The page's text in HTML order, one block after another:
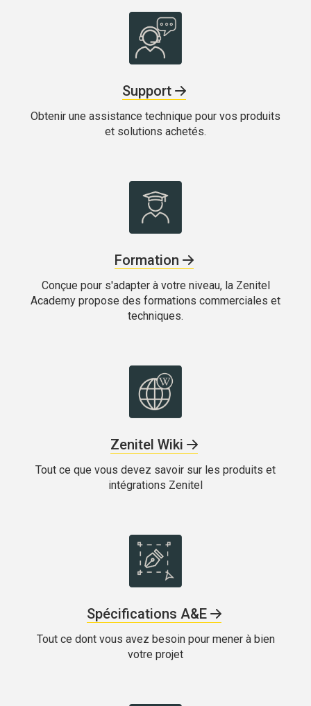
Support
Obtenir une assistance technique pour vos produits
et solutions achetés.
Formation
Conçue pour s'adapter à votre niveau, la Zenitel
Academy propose des formations commerciales et
techniques.
Zenitel Wiki
Tout ce que vous devez savoir sur les produits et
intégrations Zenitel
Spécifications A&E
Tout ce dont vous avez besoin pour mener à bien
votre projet